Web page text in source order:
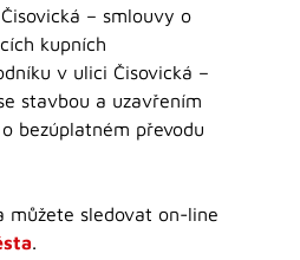
– smlouvy o
kupních
v ulici Čisovická –
stavbou a uzavřením
bezúplatném převodu
můžete sledovat on-line
.